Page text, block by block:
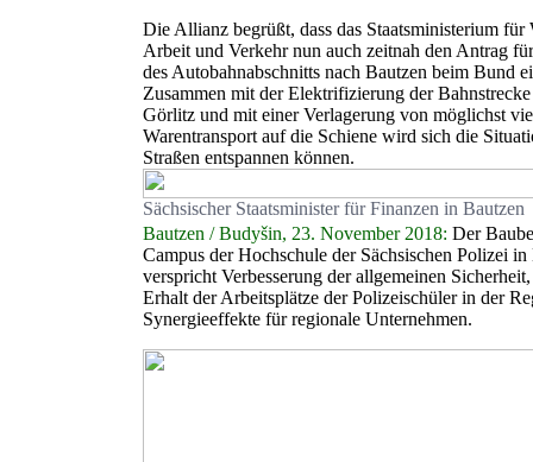
Die Allianz begrüßt, dass das Staatsministerium für
Arbeit und Verkehr nun auch zeitnah den Antrag
des Autobahnabschnitts nach Bautzen beim Bund
Zusammen mit der Elektrifizierung der
Görlitz und mit einer Verlagerung von möglichst
Warentransport auf die Schiene wird sich die
Straßen entspannen können.
Sächsischer Staatsminister für Finanzen in Bautzen
Bautzen / Budyšin, 23. November 2018: Der
Campus der Hochschule der Sächsischen Polizei in
verspricht Verbesserung der allgemeinen
Erhalt der Arbeitsplätze der Polizeischüler in der
Synergieeffekte für regionale Unternehmen.